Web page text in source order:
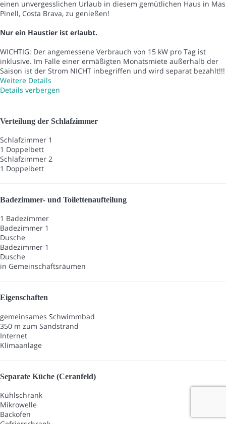
einen unvergesslichen Urlaub in diesem gemütlichen Haus in Mas
Pinell, Costa Brava, zu genießen!
Nur ein Haustier ist erlaubt.
WICHTIG: Der angemessene Verbrauch von 15 kW pro Tag ist
inklusive. Im Falle einer ermäßigten Monatsmiete außerhalb der
Saison ist der Strom NICHT inbegriffen und wird separat bezahlt!!!
Weitere Details
Details verbergen
Verteilung der Schlafzimmer
Schlafzimmer 1
1 Doppelbett
Schlafzimmer 2
1 Doppelbett
Badezimmer- und Toilettenaufteilung
1 Badezimmer
Badezimmer 1
Dusche
Badezimmer 1
Dusche
in Gemeinschaftsräumen
Eigenschaften
gemeinsames Schwimmbad
350 m zum Sandstrand
Internet
Klimaanlage
Separate Küche (Ceranfeld)
Kühlschrank
Mikrowelle
Backofen